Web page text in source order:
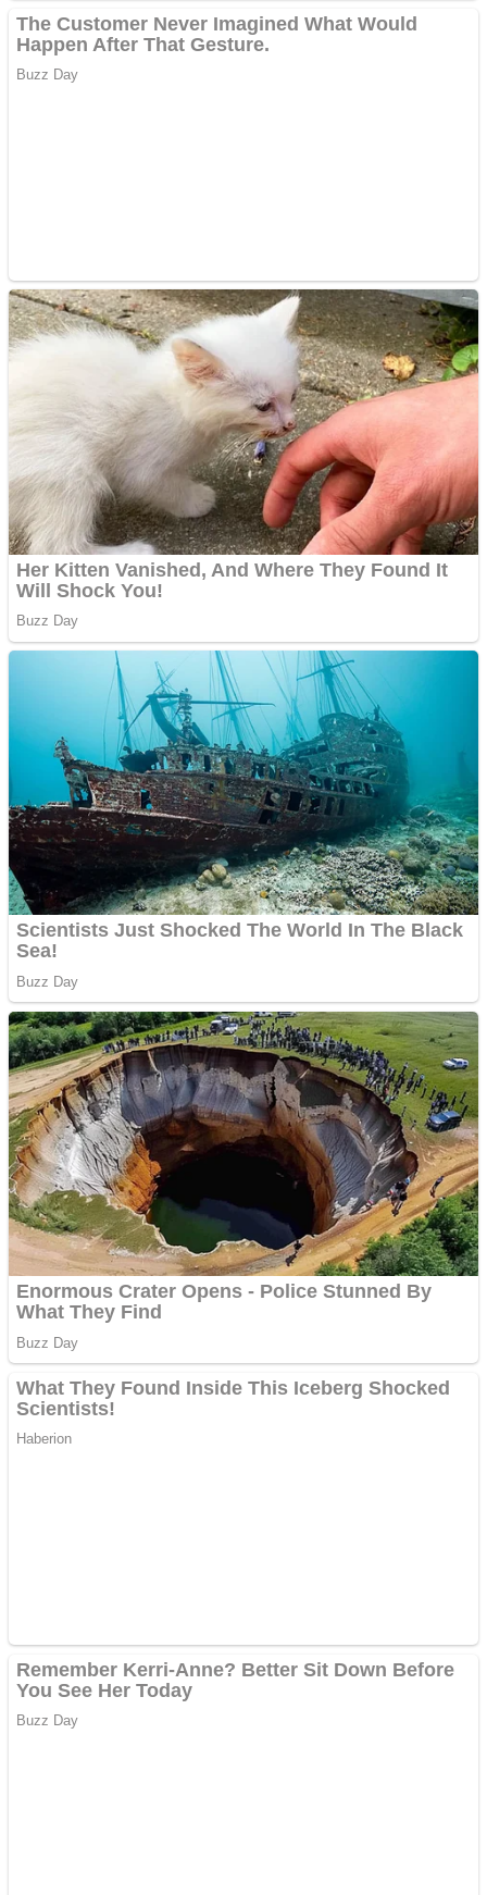
Cutit cositoare KUHN
Creez aplicatie
ANDROID pentru siteul
tau
Anuntul tau apare in mai
multe ziare online
Aplică acum pentru toate
tipurile de împrumuturi
și obține bani urgent!